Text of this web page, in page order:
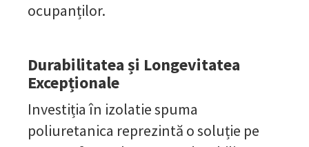
ocupanților.
Durabilitatea și Longevitatea
Excepționale
Investiția în izolatie spuma
poliuretanica reprezintă o soluție pe